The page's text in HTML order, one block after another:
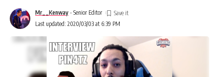
Last updated: 2020/03/03 at 6:39 PM
Mr__Kenway - Senior Editor